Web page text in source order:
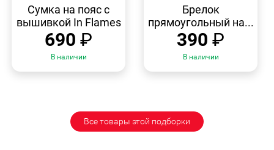
ПРОСМОТР
Сумка на пояс с
вышивкой In Flames
690 ₽
В наличии
ПРОСМОТР
Брелок
прямоугольный на...
390 ₽
В наличии
Все товары этой подборки